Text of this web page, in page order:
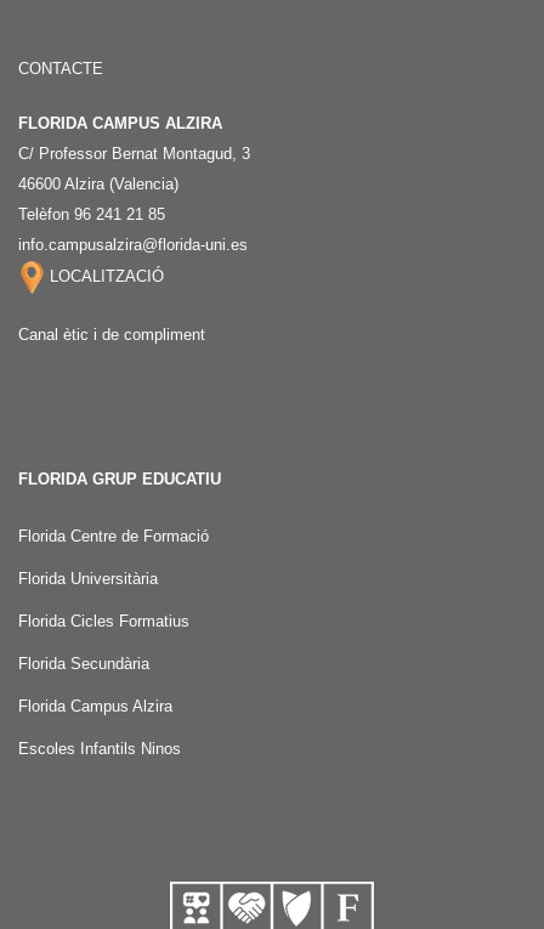
CONTACTE
FLORIDA CAMPUS ALZIRA
C/ Professor Bernat Montagud, 3
46600 Alzira (Valencia)
Telèfon 96 241 21 85
info.campusalzira@florida-uni.es
LOCALITZACIÓ
Canal ètic i de compliment
FLORIDA GRUP EDUCATIU
Florida Centre de Formació
Florida Universitària
Florida Cicles Formatius
Florida Secundària
Florida Campus Alzira
Escoles Infantils Ninos